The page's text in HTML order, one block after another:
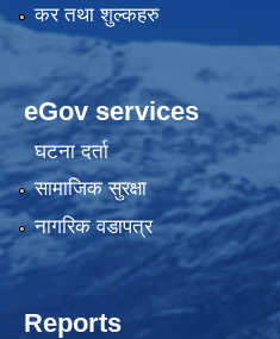
कर तथा शुल्कहरु
eGov services
घटना दर्ता
सामाजिक सुरक्षा
नागरिक वडापत्र
Reports